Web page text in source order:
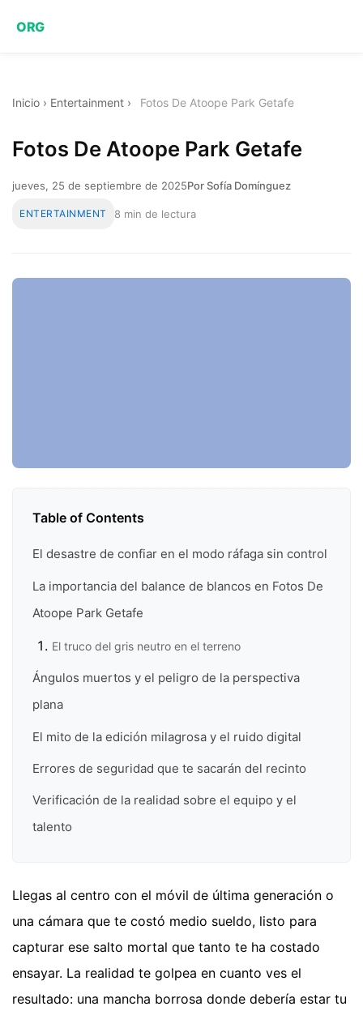
ORG
Inicio › Entertainment › Fotos De Atoope Park Getafe
Fotos De Atoope Park Getafe
jueves, 25 de septiembre de 2025Por Sofía Domínguez
ENTERTAINMENT 8 min de lectura
Table of Contents
El desastre de confiar en el modo ráfaga sin control
La importancia del balance de blancos en Fotos De
Atoope Park Getafe
El truco del gris neutro en el terreno
Ángulos muertos y el peligro de la perspectiva
plana
El mito de la edición milagrosa y el ruido digital
Errores de seguridad que te sacarán del recinto
Verificación de la realidad sobre el equipo y el
talento
Llegas al centro con el móvil de última generación o
una cámara que te costó medio sueldo, listo para
capturar ese salto mortal que tanto te ha costado
ensayar. La realidad te golpea en cuanto ves el
resultado: una mancha borrosa donde debería estar tu